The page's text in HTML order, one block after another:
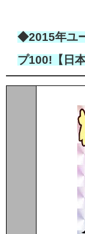
◆2015年ユ
プ100!【日本